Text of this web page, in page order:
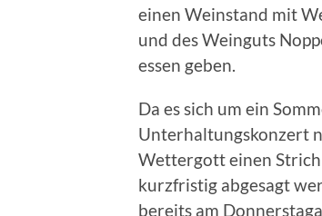
einen Weinstand mit
und des Weinguts
essen geben.
Da es sich um ein
Unterhaltungskonzert
Wettergott einen
kurzfristig abgesagt
bereits am